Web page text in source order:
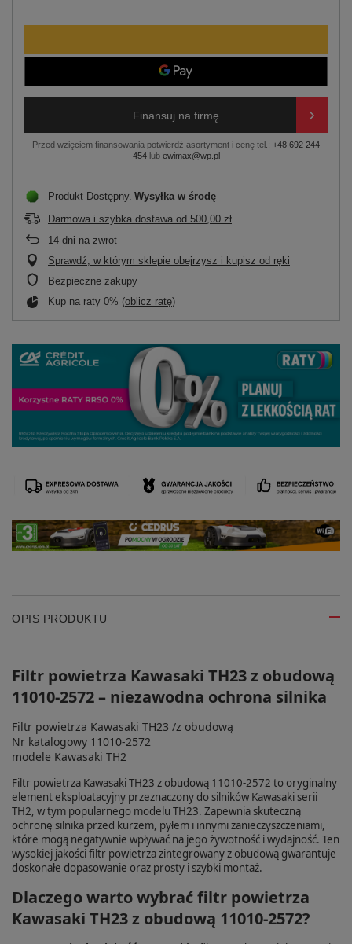
Finansuj na firmę
Przed wzięciem finansowania potwierdź asortyment i cenę tel.: +48 692 244
454lub ewimax@wp.pl
Produkt Dostępny Wysyłka w środę
Darmowa i szybka dostawa od 500,00 zł
14 dni na zwrot
Sprawdź, w którym sklepie obejrzysz i kupisz od ręki
Bezpieczne zakupy
Kup na raty 0% (oblicz ratę)
OPIS PRODUKTU
Filtr powietrza Kawasaki TH23 z obudową
11010-2572 – niezawodna ochrona silnika
Filtr powietrza Kawasaki TH23 /z obudową
Nr katalogowy 11010-2572
modele Kawasaki TH2
Filtr powietrza Kawasaki TH23 z obudową 11010-2572 to oryginalny
element eksploatacyjny przeznaczony do silników Kawasaki serii
TH2, w tym popularnego modelu TH23. Zapewnia skuteczną
ochronę silnika przed kurzem, pyłem i innymi zanieczyszczeniami,
które mogą negatywnie wpływać na jego żywotność i wydajność. Ten
wysokiej jakości filtr powietrza zintegrowany z obudową gwarantuje
doskonałe dopasowanie oraz prosty i szybki montaż.
Dlaczego warto wybrać filtr powietrza
Kawasaki TH23 z obudową 11010-2572?